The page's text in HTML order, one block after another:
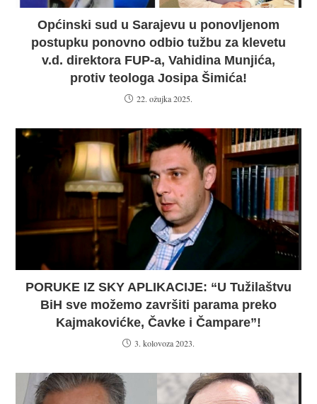
Općinski sud u Sarajevu u ponovljenom
postupku ponovno odbio tužbu za klevetu
v.d. direktora FUP-a, Vahidina Munjića,
protiv teologa Josipa Šimića!
22. ožujka 2025.
PORUKE IZ SKY APLIKACIJE: “U Tužilaštvu
BiH sve možemo završiti parama preko
Kajmakovićke, Čavke i Čampare”!
3. kolovoza 2023.